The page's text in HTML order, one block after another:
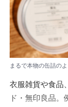
まるで本物の缶詰の
衣服雑貨や食品
ド・無印良品。